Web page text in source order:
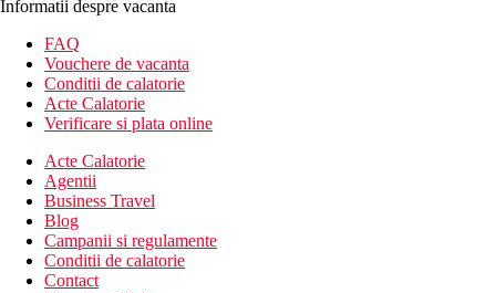
aparat pentru preparare ceai / cafea
Descrierea hotelului
Hotelul dispune de:
Wifi
menaj zilnic
club pentru copii
sala de fitness
spalatorie (contra cost)
receptie deschisa non-stop
curatatorie chimica (contra cost)
Informatii despre vacanta
FAQ
Vouchere de vacanta
Conditii de calatorie
Acte Calatorie
Verificare si plata online
Acte Calatorie
Agentii
Business Travel
Blog
Campanii si regulamente
Conditii de calatorie
Contact